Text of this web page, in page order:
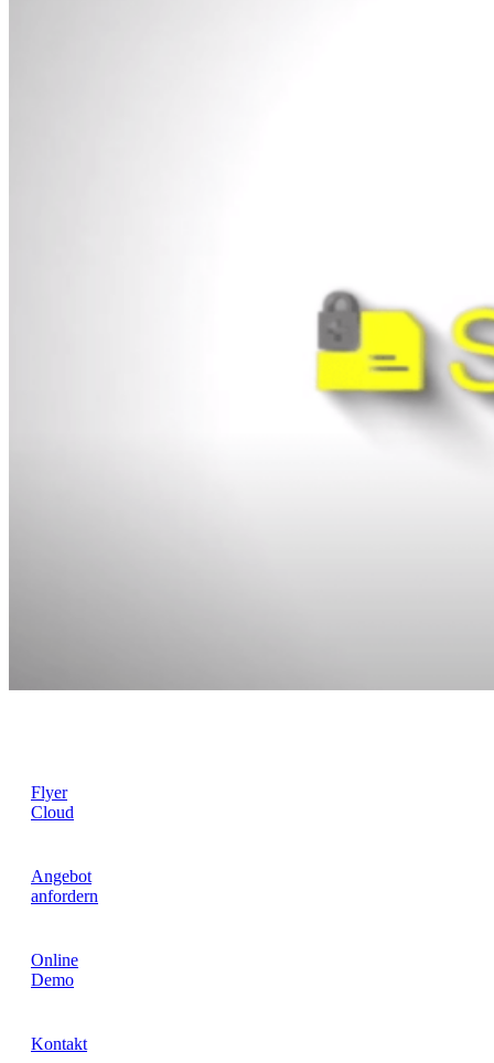
Flyer
Cloud
Angebot
anfordern
Online
Demo
Kontakt